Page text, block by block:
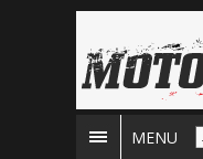
MENU